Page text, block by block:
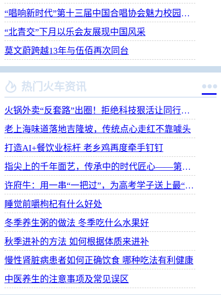
“唱响新时代”第十三届中国合唱协会魅力校园合唱展演开幕
“北青交”下月以乐会友展现中国风采
莫文蔚跨越13年与伍佰再次同台
 热门火车资讯 
火锅外卖“反套路”出圈！拒绝科技狠活让同行颤抖
老上海味道落地吉隆坡，传统点心走红不靠噱头
打造AI+餐饮业标杆 老乡鸡再度牵手钉钉
指尖上的千年面艺，传承中的时代匠心——第八届“安琪酵母杯”中华发酵面食大赛武汉赛区开赛
许府牛：用一串“一把过”，为高考学子送上最“牛”祝福
睡觉前嚼枸杞有什么好处
冬季养生粥的做法 冬季吃什么水果好
秋季进补的方法 如何根据体质来进补
慢性肾脏病患者如何正确饮食 哪种吃法有利健康
中医养生的注意事项及常见误区